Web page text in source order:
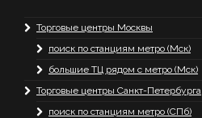
Торговые центры Москвы
поиск по станциям метро (Мск)
большие ТЦ рядом с метро (Мск)
Торговые центры Санкт-Петербурга
поиск по станциям метро (СПб)